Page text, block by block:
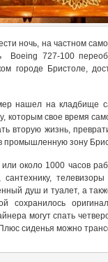
ночь, на частном
Boeing 727-100
городе Бристоле,
нашел на кладбище
которым свое время
вторую жизнь,
промышленную зону
около 1000 часов
душ и туалет, а
могут спать
сиденья можно